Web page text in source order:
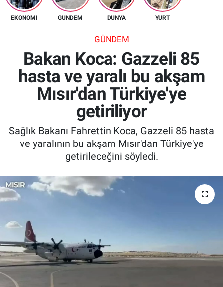
EKONOMİ GÜNDEM DÜNYA YURT
GÜNDEM
Bakan Koca: Gazzeli 85
hasta ve yaralı bu akşam
Mısır'dan Türkiye'ye
getiriliyor
Sağlık Bakanı Fahrettin Koca, Gazzeli 85 hasta
ve yaralının bu akşam Mısır'dan Türkiye'ye
getirileceğini söyledi.